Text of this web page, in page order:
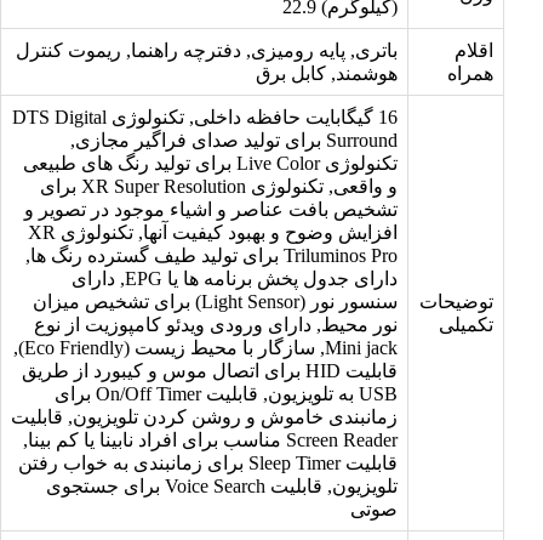
(کیلوگرم) 22.9
اقلام
همراه
باتری, پایه رومیزی, دفترچه راهنما, ریموت کنترل
هوشمند, کابل برق
توضیحات
تکمیلی
16 گیگابایت حافظه داخلی, تکنولوژی DTS Digital
Surround برای تولید صدای فراگیر مجازی,
تکنولوژی Live Color برای تولید رنگ های طبیعی
و واقعی, تکنولوژی XR Super Resolution برای
تشخیص بافت عناصر و اشیاء موجود در تصویر و
افزایش وضوح و بهبود کیفیت آنها, تکنولوژی XR
Triluminos Pro برای تولید طیف گسترده رنگ ها,
دارای جدول پخش برنامه ها یا EPG, دارای
سنسور نور (Light Sensor) برای تشخیص میزان
نور محیط, دارای ورودی ویدئو کامپوزیت از نوع
Mini jack, سازگار با محیط زیست (Eco Friendly),
قابلیت HID برای اتصال موس و کیبورد از طریق
USB به تلویزیون, قابلیت On/Off Timer برای
زمانبندی خاموش و روشن کردن تلویزیون, قابلیت
Screen Reader مناسب برای افراد نابینا یا کم بینا,
قابلیت Sleep Timer برای زمانبندی به خواب رفتن
تلویزیون, قابلیت Voice Search برای جستجوی
صوتی